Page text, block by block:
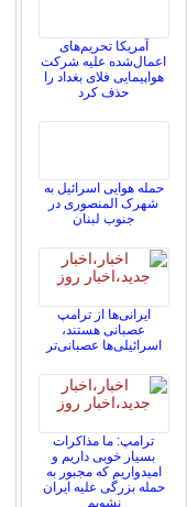
آمریکا تحریم‌های
اعمال‌شده علیه شرکت
هواپیمایی فلای بغداد را
حذف کرد
حمله هوایی اسرائیل به
شهرک المنصوری در
جنوب لبنان
ایرانی‌ها از ترامپ
عصبانی هستند،
اسرائیلی‌ها عصبانی‌تر
ترامپ: ما مذاکرات
بسیار خوبی داریم و
امیدواریم که مجبور به
حمله بزرگی علیه ایران
نشویم